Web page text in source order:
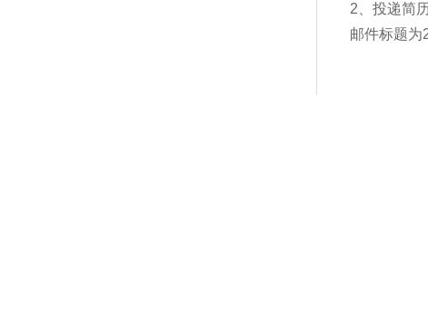
2、投递简
邮件标题为